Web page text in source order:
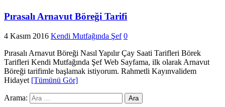
Pırasalı Arnavut Böreği Tarifi
4 Kasım 2016 Kendi Mutfağında Şef 0
Pırasalı Arnavut Böreği Nasıl Yapılır Çay Saati Tarifleri Börek
Tarifleri Kendi Mutfağında Şef Web Sayfama, ilk olarak Arnavut
Böreği tarifimle başlamak istiyorum. Rahmetli Kayınvalidem
Hidayet [Tümünü Gör]
Arama: